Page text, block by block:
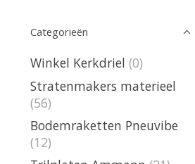
Categorieën
Winkel Kerkdriel (0)
Stratenmakers materieel
(56)
Bodemraketten Pneuvibe
(12)